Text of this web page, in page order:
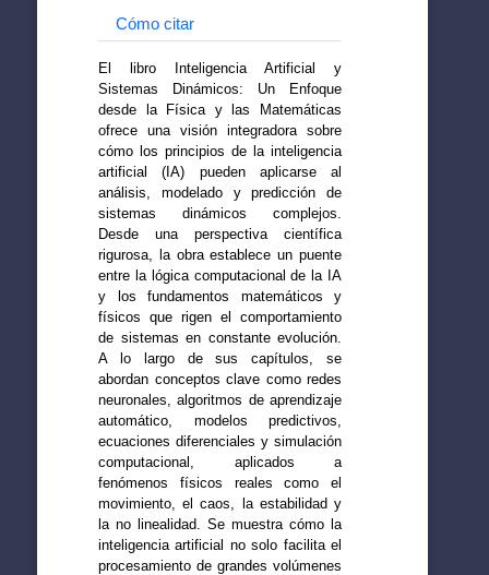
Cómo citar
El libro Inteligencia Artificial y
Sistemas Dinámicos: Un Enfoque
desde la Física y las Matemáticas
ofrece una visión integradora sobre
cómo los principios de la inteligencia
artificial (IA) pueden aplicarse al
análisis, modelado y predicción de
sistemas dinámicos complejos.
Desde una perspectiva científica
rigurosa, la obra establece un puente
entre la lógica computacional de la IA
y los fundamentos matemáticos y
físicos que rigen el comportamiento
de sistemas en constante evolución.
A lo largo de sus capítulos, se
abordan conceptos clave como redes
neuronales, algoritmos de aprendizaje
automático, modelos predictivos,
ecuaciones diferenciales y simulación
computacional, aplicados a
fenómenos físicos reales como el
movimiento, el caos, la estabilidad y
la no linealidad. Se muestra cómo la
inteligencia artificial no solo facilita el
procesamiento de grandes volúmenes